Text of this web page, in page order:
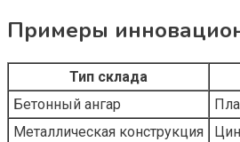
Примеры
Тип склада
Бетонный ангар
Металлическая конструкция